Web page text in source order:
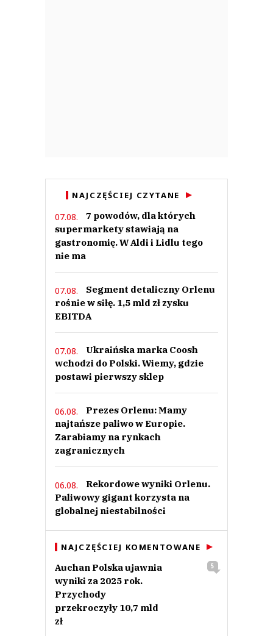
NAJCZĘŚCIEJ CZYTANE
07.08.
7 powodów, dla których
supermarkety stawiają na
gastronomię. W Aldi i Lidlu tego
nie ma
07.08.
Segment detaliczny Orlenu
rośnie w siłę. 1,5 mld zł zysku
EBITDA
07.08.
Ukraińska marka Coosh
wchodzi do Polski. Wiemy, gdzie
postawi pierwszy sklep
06.08.
Prezes Orlenu: Mamy
najtańsze paliwo w Europie.
Zarabiamy na rynkach
zagranicznych
06.08.
Rekordowe wyniki Orlenu.
Paliwowy gigant korzysta na
globalnej niestabilności
NAJCZĘŚCIEJ KOMENTOWANE
Auchan Polska ujawnia
wyniki za 2025 rok.
Przychody
przekroczyły 10,7 mld
zł
5